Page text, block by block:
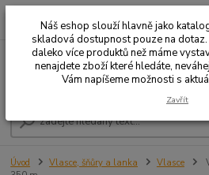
+420 732 707 573
Úvod Vlasce, šňůry a lanka Vlasce
Náš eshop slouží hlavně jako
skladová dostupnost pouze na
daleko více produktů než máme
nenajdete zboží které hledáte,
Vám napíšeme možnosti s
Zavřít